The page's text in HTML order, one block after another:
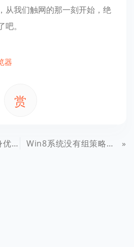
从我们触网的那一刻开始，绝
。
器
赏
体验 Win8系统没有组策略怎么办？